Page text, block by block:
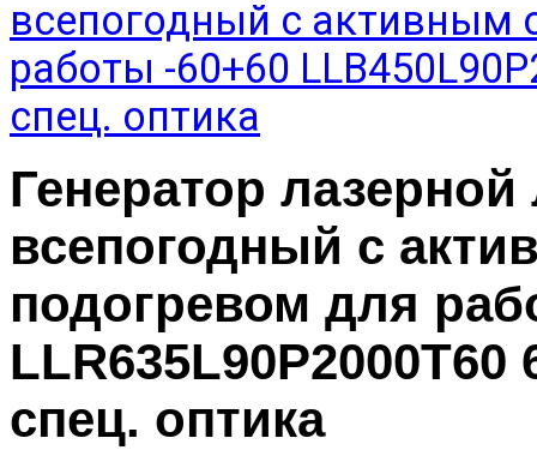
всепогодный с активным
работы -60+60
спец. оптика
Генератор
всепогодный с
подогревом для
спец. оптика